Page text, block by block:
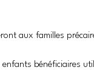
aux familles
enfants bénéficiaires